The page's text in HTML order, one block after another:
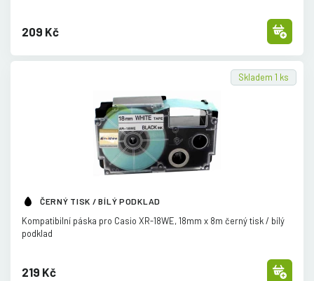
209 Kč
ČERNÝ TISK / BÍLÝ PODKLAD
Skladem 1 ks
Kompatibilní páska pro Casio XR-18WE, 18mm x 8m černý tisk / bílý
podklad
219 Kč